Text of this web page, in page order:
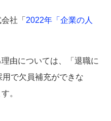
社「 2022年「企業の人
由については、「退職に
で欠員補充ができな
。